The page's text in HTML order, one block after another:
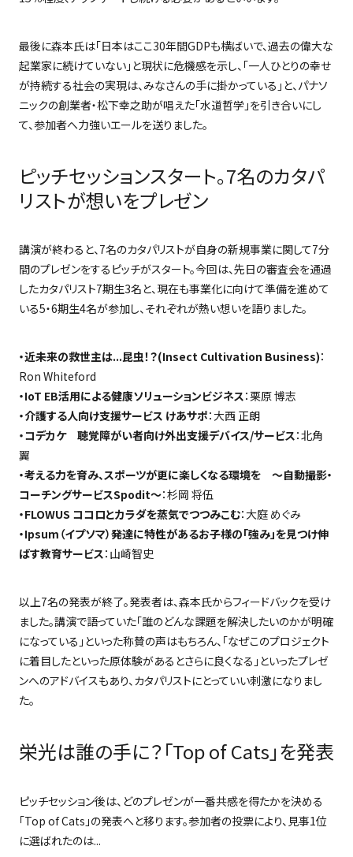
最後に森本氏は「日本はここ30年間GDPも横ばいで、過去の偉大な
起業家に続けていない」と現状に危機感を示し、「一人ひとりの幸せ
が持続する社会の実現は、みなさんの手に掛かっている」と、パナソ
ニックの創業者・松下幸之助が唱えた「水道哲学」を引き合いにし
て、参加者へ力強いエールを送りました。
ピッチセッションスタート。7名のカタパ
リストが想いをプレゼン
講演が終わると、7名のカタパリストが自身の新規事業に関して7分
間のプレゼンをするピッチがスタート。今回は、先日の審査会を通過
したカタパリスト7期生3名と、現在も事業化に向けて準備を進めて
いる5・6期生4名が参加し、それぞれが熱い想いを語りました。
・近未来の救世主は...昆虫！？(Insect Cultivation Business)：
Ron Whiteford
・IoT EB活用による健康ソリューションビジネス：栗原 博志
・介護する人向け支援サービス けあサポ：大西 正朗
・コデカケ 聴覚障がい者向け外出支援デバイス/サービス：北角
翼
・考える力を育み、スポーツが更に楽しくなる環境を ～自動撮影・
コーチングサービスSpodit～：杉岡 将伍
・FLOWUS ココロとカラダを蒸気でつつみこむ：大庭 めぐみ
・Ipsum （イプソマ）発達に特性があるお子様の「強み」を見つけ伸
ばす教育サービス：山崎智史
以上7名の発表が終了。発表者は、森本氏からフィードバックを受け
ました。講演で語っていた「誰のどんな課題を解決したいのかが明確
になっている」といった称賛の声はもちろん、「なぜこのプロジェクト
に着目したといった原体験があるとさらに良くなる」といったプレゼ
ンへのアドバイスもあり、カタパリストにとっていい刺激になりまし
た。
栄光は誰の手に？「Top of Cats」を発表
ピッチセッション後は、どのプレゼンが一番共感を得たかを決める
「Top of Cats 」の発表へと移ります。参加者の投票により、見事1位
に選ばれたのは...